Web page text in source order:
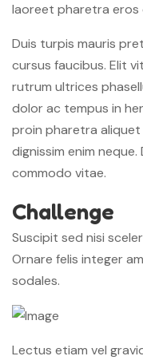
laoreet pharetra eros
Duis turpis mauris
cursus faucibus. Elit
rutrum ultrices
dolor ac tempus in
proin pharetra
dignissim enim
commodo vitae.
Challenge
Suscipit sed nisi
Ornare felis integer
sodales.
Lectus etiam vel